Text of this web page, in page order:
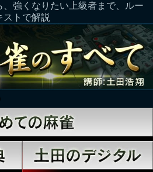
強くなりたい上級者まで、ルー
ストで解説